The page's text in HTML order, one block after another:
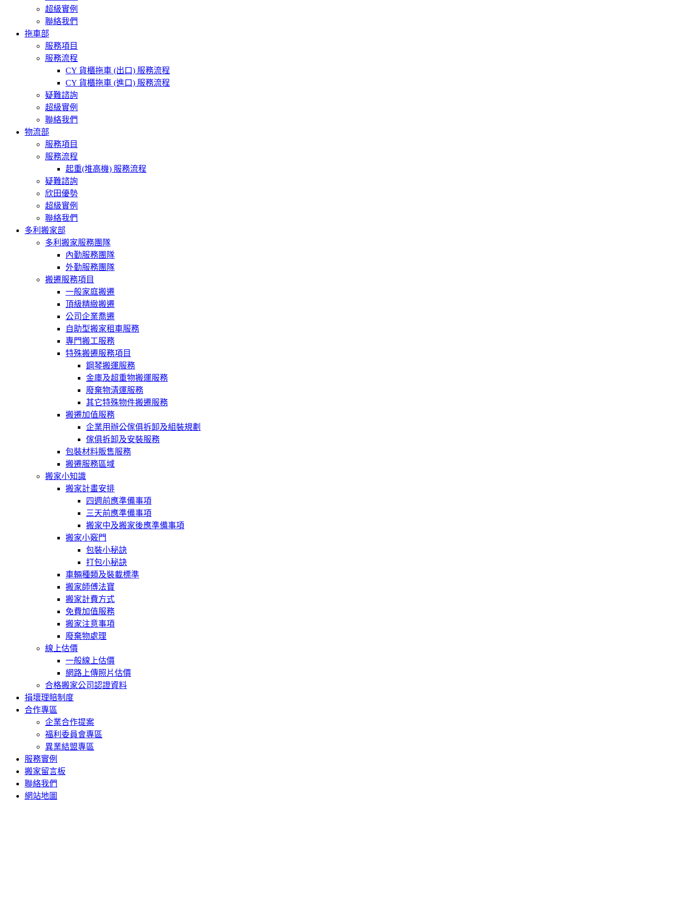
超級實例
聯絡我們
拖車部
服務項目
服務流程
CY 貨櫃拖車 (出口) 服務流程
CY 貨櫃拖車 (進口) 服務流程
疑難諮詢
超級實例
聯絡我們
物流部
服務項目
服務流程
起重(堆高機) 服務流程
疑難諮詢
欣田優勢
超級實例
聯絡我們
多利搬家部
多利搬家服務團隊
內勤服務團隊
外勤服務團隊
搬遷服務項目
一般家庭搬遷
頂級精緻搬遷
公司企業喬遷
自助型搬家租車服務
專門搬工服務
特殊搬遷服務項目
鋼琴搬運服務
金庫及超重物搬運服務
廢棄物清運服務
其它特殊物件搬遷服務
搬遷加值服務
企業用辦公傢俱拆卸及組裝規劃
傢俱拆卸及安裝服務
包裝材料販售服務
搬遷服務區域
搬家小知識
搬家計畫安排
四週前應準備事項
三天前應準備事項
搬家中及搬家後應準備事項
搬家小竅門
包裝小秘訣
打包小秘訣
車輛種類及裝載標準
搬家師傅法寶
搬家計費方式
免費加值服務
搬家注意事項
廢棄物處理
線上估價
一般線上估價
網路上傳照片估價
合格搬家公司認證資料
損壞理賠制度
合作專區
企業合作提案
福利委員會專區
異業結盟專區
服務實例
搬家留言板
聯絡我們
網站地圖